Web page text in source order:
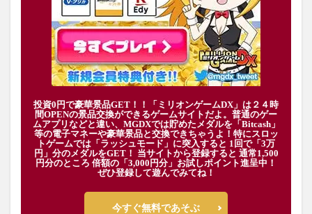
投資0円で豪華景品GET！！「ミリオンゲームDX」は２４時
間OPENの景品交換ができるゲームサイトだよ。普通のゲー
ムアプリなどと違い、MGDXでは貯めたメダルを「Bitcash」
等の電子マネーや豪華景品と交換できちゃうよ！特にスロッ
トゲームでは「ラッシュモード」に突入すると 1回で「3万
円」分のメダルをGET！ 当サイトから登録すると 通常1,500
円分のところ 倍額の「3,000円分」お試しポイント進呈中！
ぜひ登録して遊んでみてね！
今すぐ無料であそぶ